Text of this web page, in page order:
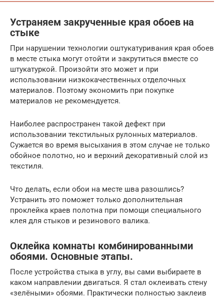
Устраняем закрученные края обоев на
стыке
При нарушении технологии оштукатуривания края обоев
в месте стыка могут отойти и закрутиться вместе со
штукатуркой. Произойти это может и при
использовании низкокачественных отделочных
материалов. Поэтому экономить при покупке
материалов не рекомендуется.
Наиболее распространен такой дефект при
использовании текстильных рулонных материалов.
Сужается во время высыхания в этом случае не только
обойное полотно, но и верхний декоративный слой из
текстиля.
Что делать, если обои на месте шва разошлись?
Устранить это поможет только дополнительная
проклейка краев полотна при помощи специального
клея для стыков и резинового валика.
Оклейка комнаты комбинированными
обоями. Основные этапы.
После устройства стыка в углу, вы сами выбираете в
каком направлении двигаться. Я стал оклеивать стену
«зелёными» обоями. Практически полностью заклеив